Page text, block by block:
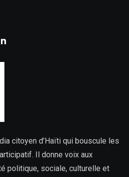
citoyen d’Haïti qui bouscule les
Il donne voix aux
politique, sociale, culturelle et